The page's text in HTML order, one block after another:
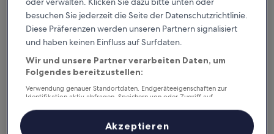
Gute Gründe, unsere App
herunterzuladen
besuchen Sie jederzeit die Seite der Datenschutzrichtlinie.
Diese Präferenzen werden unseren Partnern signalisiert
und haben keinen Einfluss auf Surfdaten.
Wir und unsere Partner verarbeiten Daten, um
Folgendes bereitzustellen:
Verwendung genauer Standortdaten. Endgeräteeigenschaften zur
Identifikation aktiv abfragen. Speichern von oder Zugriff auf
Inhalte, Messung von Werbeleistung und der Performance von Inhalten,
Zielgruppenforschung sowie Entwicklung und Verbesserung von
Akzeptieren